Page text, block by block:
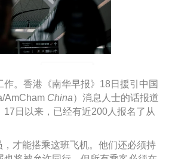
。香港《南华早报》18日援引中国
AmCham China）消息人士的话报道
日以来，已经有近200人报名了从
才能搭乘这班飞机。他们还必须持